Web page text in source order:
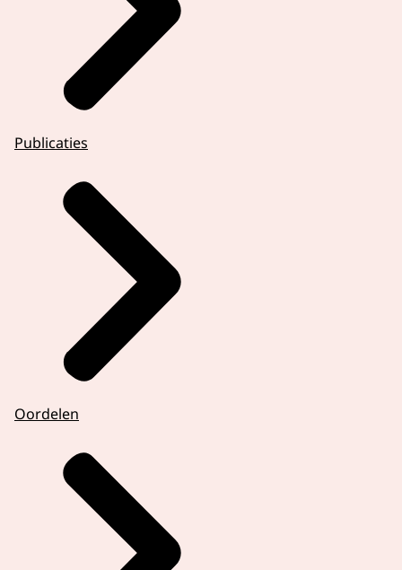
Publicaties
Oordelen